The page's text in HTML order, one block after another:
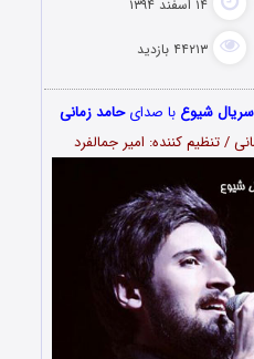
۱۴ اسفند ۱۳۹۴
۴۴۲۱۳ بازدید
سریال شیوع با صدایحامد زمانی
/ تنظیم کننده: امیر جمالفرد